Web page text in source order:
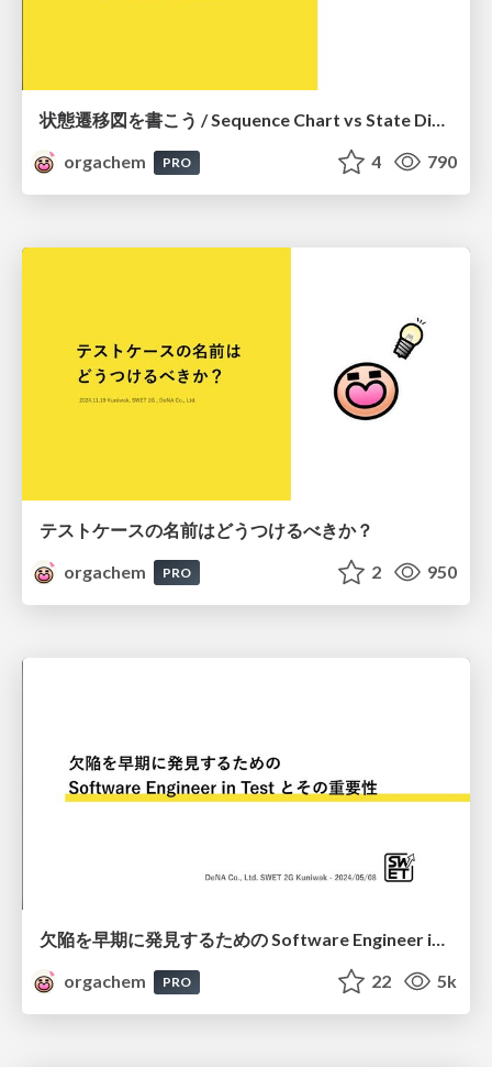
状態遷移図を書こう / Sequence Chart vs State Diagram
orgachem
PRO 4 790
テストケースの名前はどうつけるべきか？
orgachem
PRO 2 950
欠陥を早期に発見するための Software Engineer in Test とその重要性 / What is Software Engineer in Test and How they works
orgachem
PRO 22 5k